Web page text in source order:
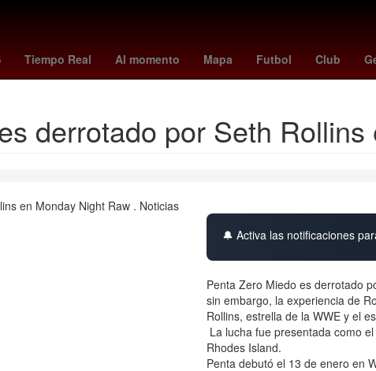
Tiempo Real Al momento Mapa Futbol Club
Gobierno real madrid Cristiano Ronaldo The Addams Family
derrotado por Seth
🔔 Activa las notificaciones
Penta Zero Miedo es derrotado
sin embargo, la experiencia de
Rollins, estrella de la WWE y el
La lucha fue presentada como
Rhodes Island.
Penta debutó el 13 de enero en